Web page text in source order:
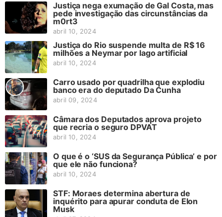
Justiça nega exumação de Gal Costa, mas
pede investigação das circunstâncias da
m0rt3
abril 10, 2024
Justiça do Rio suspende multa de R$ 16
milhões a Neymar por lago artificial
abril 10, 2024
Carro usado por quadrilha que explodiu
banco era do deputado Da Cunha
abril 09, 2024
Câmara dos Deputados aprova projeto
que recria o seguro DPVAT
abril 10, 2024
O que é o ‘SUS da Segurança Pública’ e por
que ele não funciona?
abril 10, 2024
STF: Moraes determina abertura de
inquérito para apurar conduta de Elon
Musk